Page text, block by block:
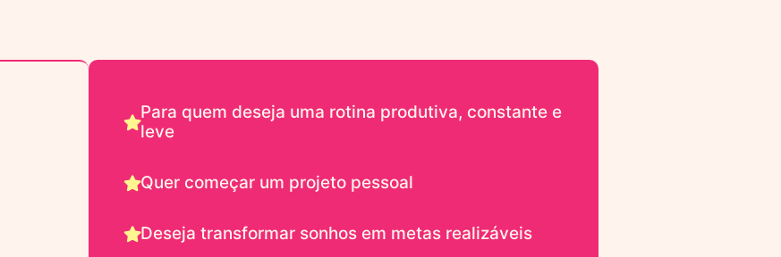
Para quem deseja uma rotina produtiva, constante e
leve
Quer começar um projeto pessoal
Deseja transformar sonhos em metas realizáveis